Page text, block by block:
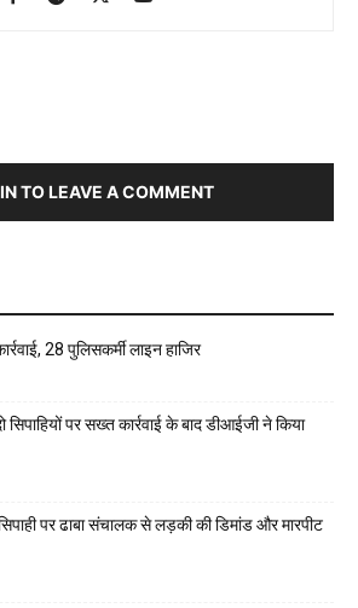
TO LEAVE A COMMENT
28 पुलिसकर्मी लाइन हाजिर
पर सख्त कार्रवाई के बाद डीआईजी ने किया
पर ढाबा संचालक से लड़की की डिमांड और मारपीट